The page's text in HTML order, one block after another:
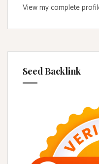
View my complete
Seed Backlink